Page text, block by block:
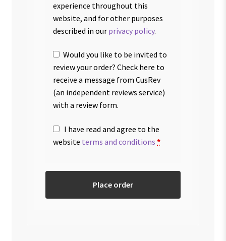
experience throughout this
website, and for other purposes
described in our privacy policy.
Would you like to be invited to
review your order? Check here to
receive a message from CusRev
(an independent reviews service)
with a review form.
I have read and agree to the
website terms and conditions *
Place order